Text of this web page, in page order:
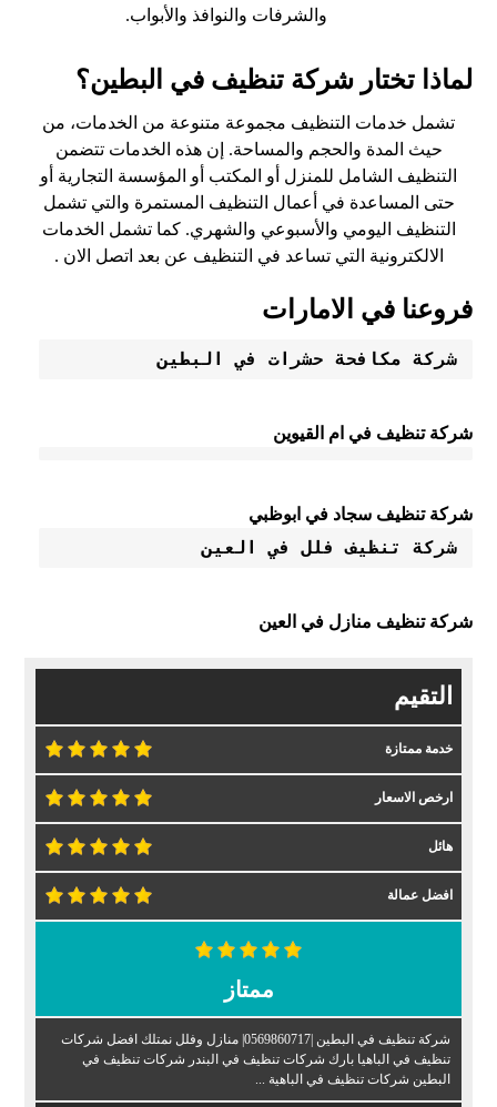
والشرفات والنوافذ والأبواب.
لماذا تختار شركة تنظيف في البطين؟
تشمل خدمات التنظيف مجموعة متنوعة من الخدمات، من
حيث المدة والحجم والمساحة. إن هذه الخدمات تتضمن
التنظيف الشامل للمنزل أو المكتب أو المؤسسة التجارية أو
حتى المساعدة في أعمال التنظيف المستمرة والتي تشمل
التنظيف اليومي والأسبوعي والشهري. كما تشمل الخدمات
الالكترونية التي تساعد في التنظيف عن بعد اتصل الان .
فروعنا في الامارات
شركة مكافحة حشرات في البطين
شركة تنظيف في ام القيوين
شركة تنظيف سجاد في ابوظبي
شركة تنظيف فلل في العين
شركة تنظيف منازل في العين
التقيم
خدمة ممتازة
ارخص الاسعار
هائل
افضل عمالة
ممتاز
شركة تنظيف في البطين |0569860717| منازل وفلل نمتلك افضل شركات
تنظيف في الباهيا بارك شركات تنظيف في البندر شركات تنظيف في
البطين شركات تنظيف في الباهية ...